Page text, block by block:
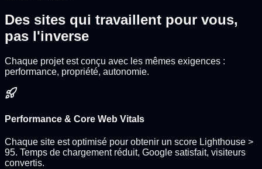
Des sites qui travaillent pour vous,
pas l'inverse
Chaque projet est conçu avec les mêmes exigences :
performance, propriété, autonomie.
Performance & Core Web Vitals
Chaque site est optimisé pour obtenir un score Lighthouse >
95. Temps de chargement réduit, Google satisfait, visiteurs
convertis.